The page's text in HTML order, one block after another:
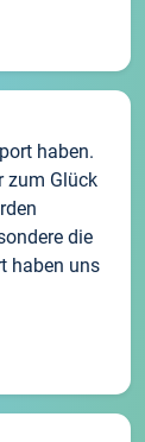
haben.
zum Glück
die
haben uns